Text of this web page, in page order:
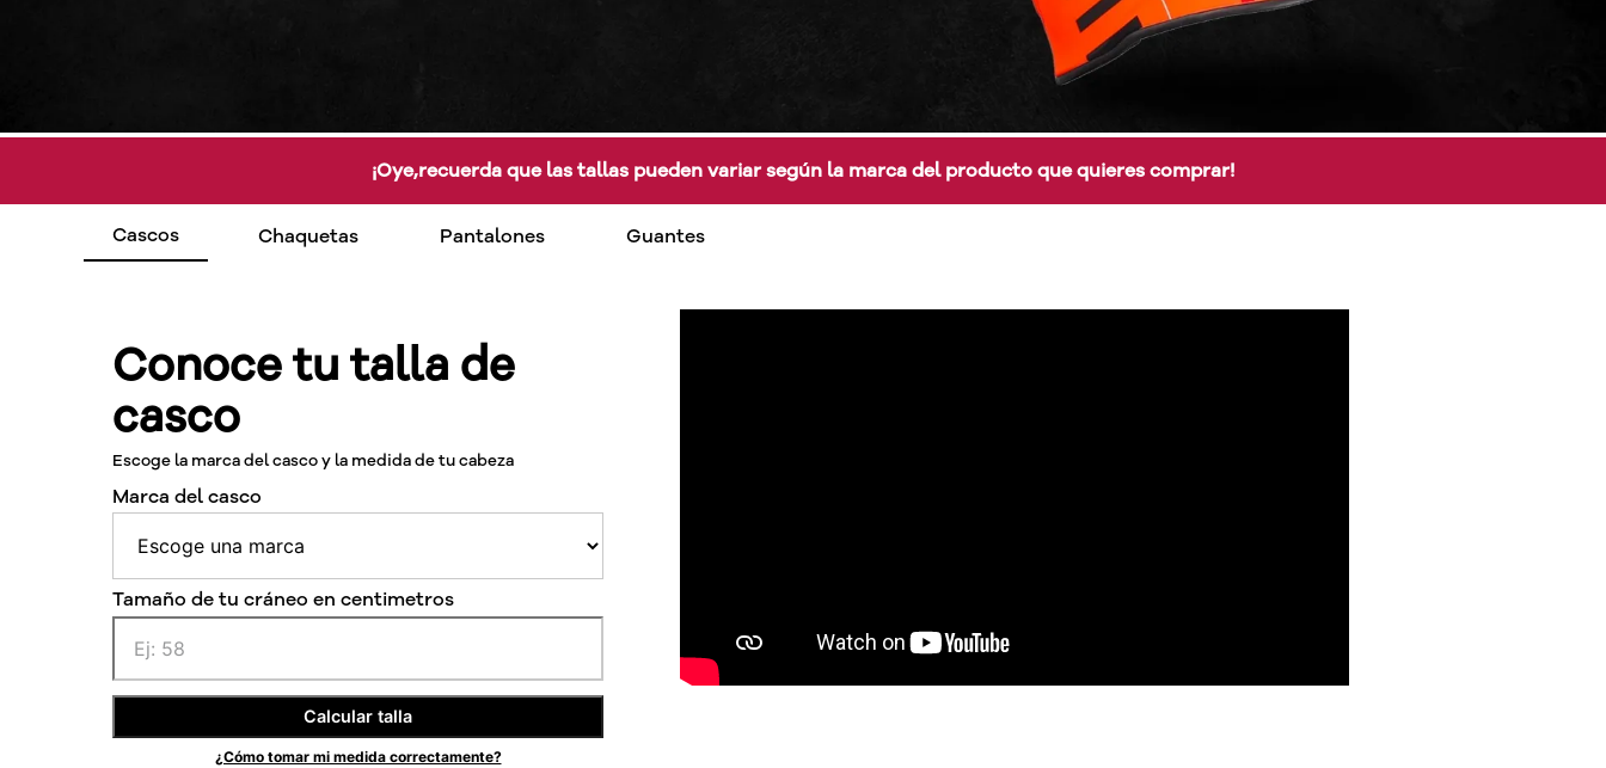
¡Oye,recuerda que las tallas pueden variar según la marca del producto que quieres comprar!
Cascos Chaquetas Pantalones Guantes
Conoce tu talla de
casco
Escoge la marca del casco y la medida de tu cabeza
Marca del casco
Tamaño de tu cráneo en centimetros
Calcular talla
¿Cómo tomar mi medida correctamente?